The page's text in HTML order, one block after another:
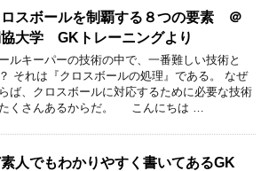
スボールを制覇する８つの要素 ＠
大学 GKトレーニングより
ルキーパーの技術の中で、一番難しい技術と
それは『クロスボールの処理』である。 なぜ
ば、クロスボールに対応するために必要な技術
くさんあるからだ。 こんにちは …
素人でもわかりやすく書いてあるGK